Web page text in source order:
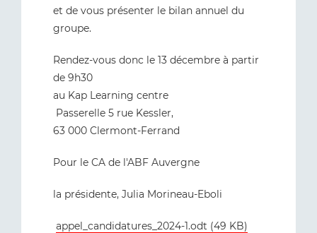
et de vous présenter le bilan annuel du
groupe.
Rendez-vous donc le 13 décembre à partir
de 9h30
au Kap Learning centre
Passerelle 5 rue Kessler,
63 000 Clermont-Ferrand
Pour le CA de l'ABF Auvergne
la présidente, Julia Morineau-Eboli
appel_candidatures_2024-1.odt (49 KB)